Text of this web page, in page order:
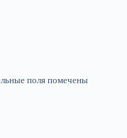
поля помечены